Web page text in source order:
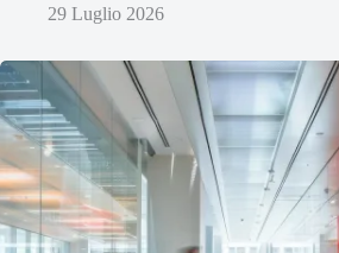
29 Luglio 2026